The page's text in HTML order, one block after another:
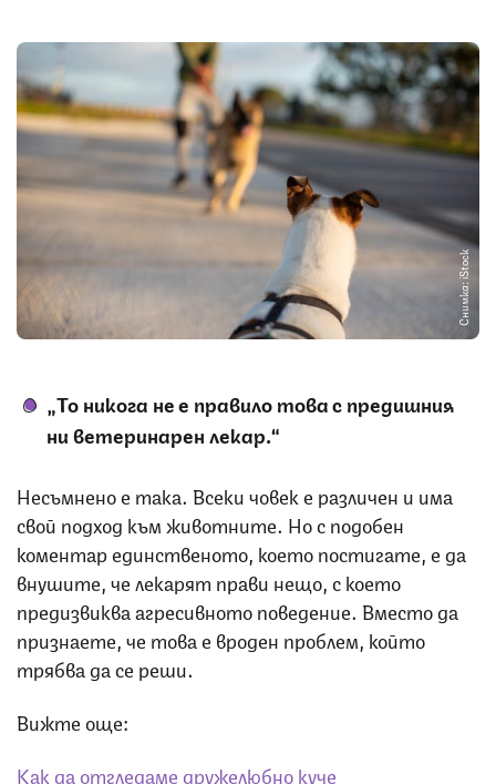
Снимка: iStock
„То никога не е правило това с предишния
ни ветеринарен лекар.“
Несъмнено е така. Всеки човек е различен и има
свой подход към животните. Но с подобен
коментар единственото, което постигате, е да
внушите, че лекарят прави нещо, с което
предизвиква агресивното поведение. Вместо да
признаете, че това е вроден проблем, който
трябва да се реши.
Вижте още:
Как да отгледаме дружелюбно куче